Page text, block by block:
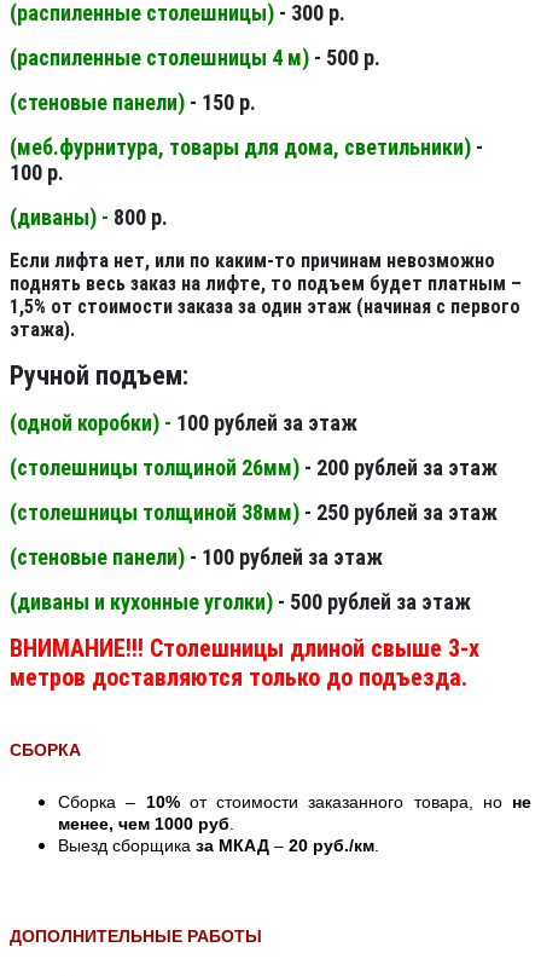
(распиленные столешницы) - 300 р.
(распиленные столешницы 4 м) - 500 р.
(стеновые панели) - 150 р.
(меб.фурнитура, товары для дома, светильники) -
100 р.
(диваны) - 800 р.
Если лифта нет, или по каким-то причинам невозможно
поднять весь заказ на лифте, то подъем будет платным –
1,5% от стоимости заказа за один этаж (начиная с первого
этажа).
Ручной подъем:
(одной коробки) - 100 рублей за этаж
(столешницы толщиной 26мм) - 200 рублей за этаж
(столешницы толщиной 38мм) - 250 рублей за этаж
(стеновые панели) - 100 рублей за этаж
(диваны и кухонные уголки) - 500 рублей за этаж
ВНИМАНИЕ!!! Столешницы длиной свыше 3-х
метров доставляются только до подъезда.
СБОРКА
Сборка – 10%от стоимости заказанного товара, но не
менее, чем 1000 руб
Выезд сборщика за МКАД – 20 руб./км
ДОПОЛНИТЕЛЬНЫЕ РАБОТЫ